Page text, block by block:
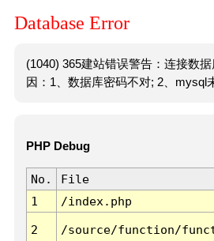
Database Error
(1040) 365建站错误警告：连接数
因：1、数据库密码不对; 2、mysql
PHP Debug
No. File
1
/index.php
2 /source/function/